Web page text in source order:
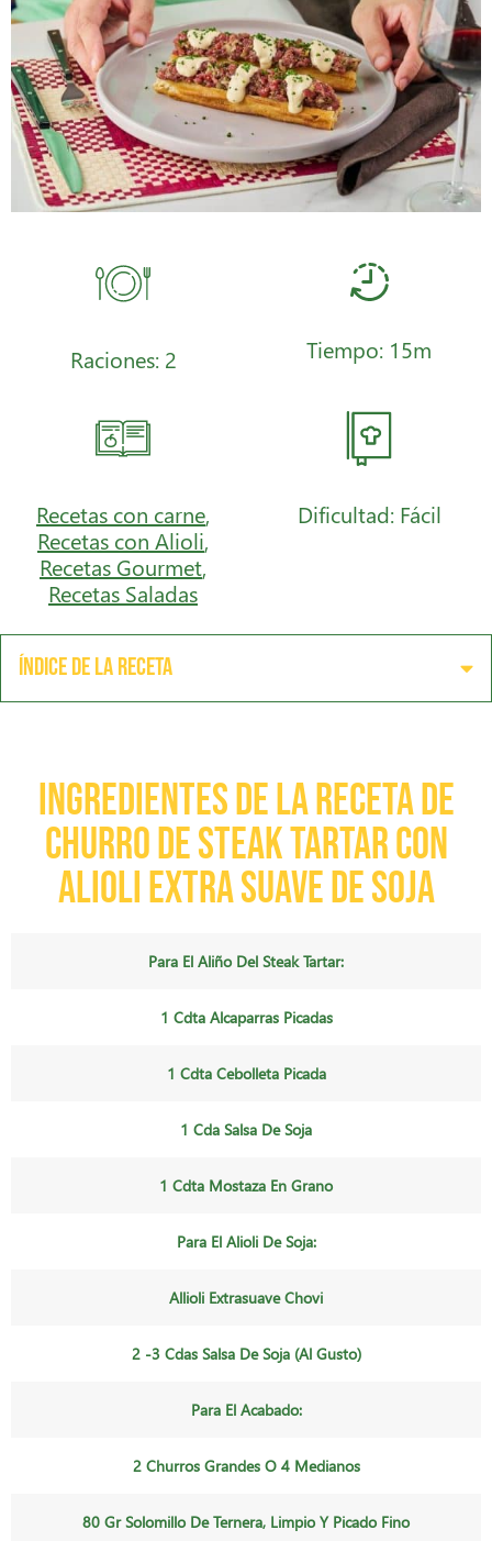
Raciones: 2 Tiempo: 15m
Recetas con carne,
Recetas con Alioli,
Recetas Gourmet,
Recetas Saladas
Dificultad: Fácil
Índice de la receta
Ingredientes de la receta de
Churro de Steak Tartar con
Alioli Extra Suave de Soja
Para El Aliño Del Steak Tartar:
1 Cdta Alcaparras Picadas
1 Cdta Cebolleta Picada
1 Cda Salsa De Soja
1 Cdta Mostaza En Grano
Para El Alioli De Soja:
Allioli Extrasuave Chovi
2 -3 Cdas Salsa De Soja (al Gusto)
Para El Acabado:
2 Churros Grandes O 4 Medianos
80 Gr Solomillo De Ternera, Limpio Y Picado Fino